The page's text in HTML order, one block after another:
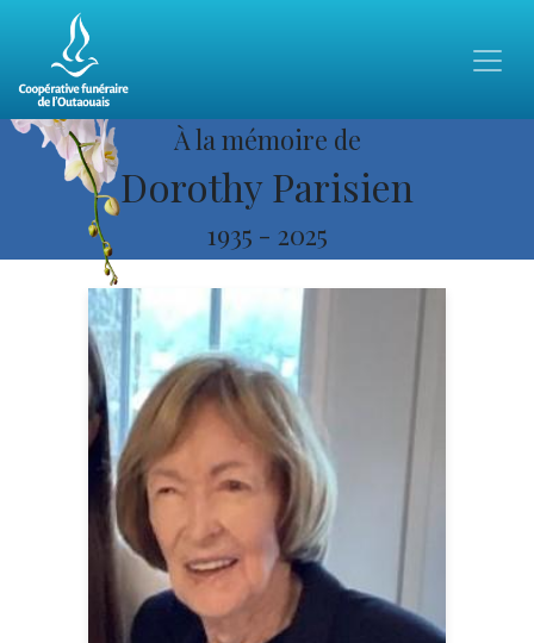
À la mémoire de
Dorothy Parisien
1935 - 2025